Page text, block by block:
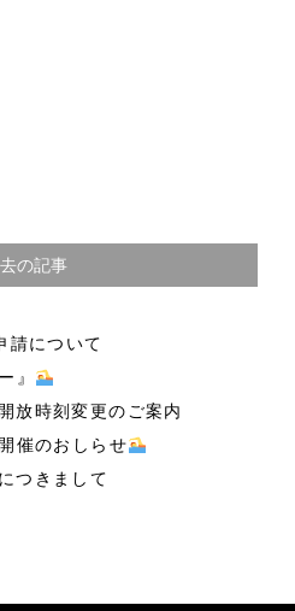
の記事
請について
』
放時刻変更のご案内
催のおしらせ
つきまして